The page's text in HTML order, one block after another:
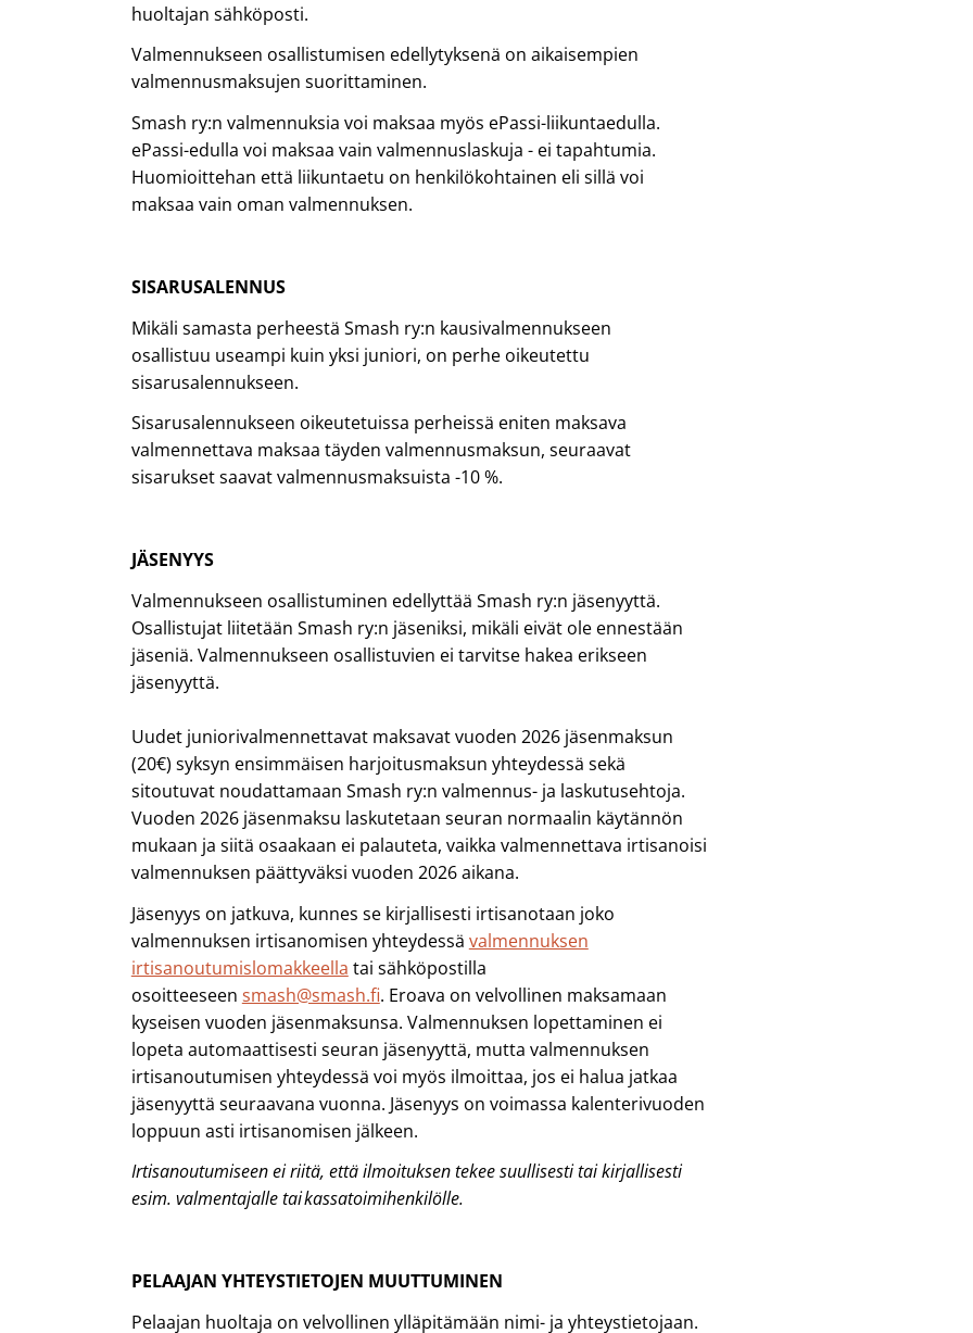
huoltajan sähköposti.
Valmennukseen osallistumisen edellytyksenä on aikaisempien
valmennusmaksujen suorittaminen.
Smash ry:n valmennuksia voi maksaa myös ePassi-liikuntaedulla.
ePassi-edulla voi maksaa vain valmennuslaskuja - ei tapahtumia.
Huomioittehan että liikuntaetu on henkilökohtainen eli sillä voi
maksaa vain oman valmennuksen.
SISARUSALENNUS
Mikäli samasta perheestä Smash ry:n kausivalmennukseen
osallistuu useampi kuin yksi juniori, on perhe oikeutettu
sisarusalennukseen.
Sisarusalennukseen oikeutetuissa perheissä eniten maksava
valmennettava maksaa täyden valmennusmaksun, seuraavat
sisarukset saavat valmennusmaksuista -10 %.
JÄSENYYS
Valmennukseen osallistuminen edellyttää Smash ry:n jäsenyyttä.
Osallistujat liitetään Smash ry:n jäseniksi, mikäli eivät ole ennestään
jäseniä. Valmennukseen osallistuvien ei tarvitse hakea erikseen
jäsenyyttä.
Uudet juniorivalmennettavat maksavat vuoden 2026 jäsenmaksun
(20€) syksyn ensimmäisen harjoitusmaksun yhteydessä sekä
sitoutuvat noudattamaan Smash ry:n valmennus- ja laskutusehtoja.
Vuoden 2026 jäsenmaksu laskutetaan seuran normaalin käytännön
mukaan ja siitä osaakaan ei palauteta, vaikka valmennettava irtisanoisi
valmennuksen päättyväksi vuoden 2026 aikana.
Jäsenyys on jatkuva, kunnes se kirjallisesti irtisanotaan joko
valmennuksen irtisanomisen yhteydessä valmennuksen
irtisanoutumislomakkeella tai sähköpostilla
osoitteeseen smash@smash.fi. Eroava on velvollinen maksamaan
kyseisen vuoden jäsenmaksunsa. Valmennuksen lopettaminen ei
lopeta automaattisesti seuran jäsenyyttä, mutta valmennuksen
irtisanoutumisen yhteydessä voi myös ilmoittaa, jos ei halua jatkaa
jäsenyyttä seuraavana vuonna. Jäsenyys on voimassa kalenterivuoden
loppuun asti irtisanomisen jälkeen.
Irtisanoutumiseen ei riitä, että ilmoituksen tekee suullisesti tai kirjallisesti
esim. valmentajalle tai kassatoimihenkilölle.
PELAAJAN YHTEYSTIETOJEN MUUTTUMINEN
Pelaajan huoltaja on velvollinen ylläpitämään nimi- ja yhteystietojaan.